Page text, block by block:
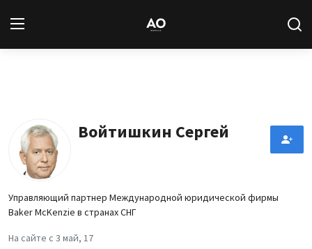
Статьи
Войтишкин Сергей
Управляющий партнер Международной юридической фирмы
Baker McKenzie в странах СНГ
На сайте с 3 май, 17